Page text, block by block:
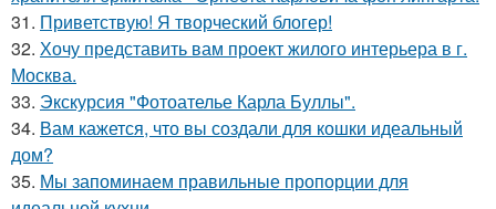
31. Приветствую! Я творческий блогер!
32. Хочу представить вам проект жилого интерьера в г.
Москва.
33. Экскурсия "Фотоателье Карла Буллы".
34. Вам кажется, что вы создали для кошки идеальный
дом?
35. Мы запоминаем правильные пропорции для